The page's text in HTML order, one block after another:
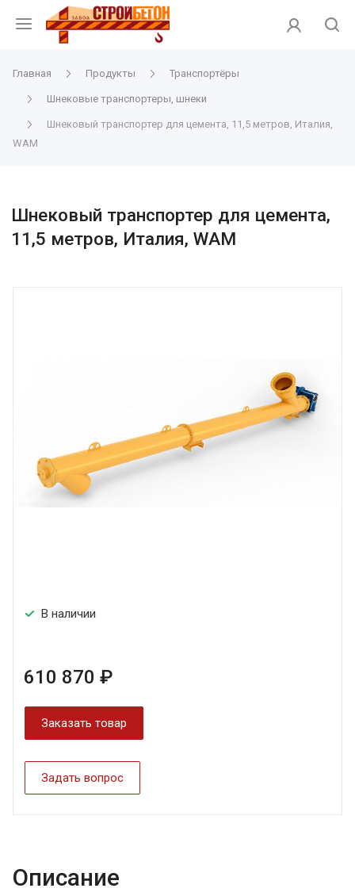
Главная Продукты Транспортёры
Шнековые транспортеры, шнеки
Шнековый транспортер для цемента, 11,5 метров, Италия,
WAM
Шнековый транспортер для цемента,
11,5 метров, Италия, WAM
В наличии
610 870 ₽
Заказать товар
Задать вопрос
Описание